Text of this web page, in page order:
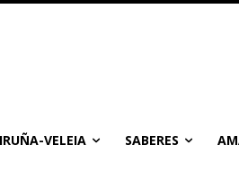
IRUÑA-VELEIA SABERES